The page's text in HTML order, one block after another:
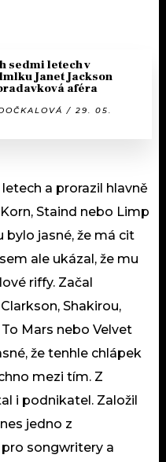
sedmi letech v
Janet Jackson
aféra
/ 29. 05.
a prorazil hlavně
Staind nebo Limp
bylo jasné, že má cit
ale ukázal, že mu
riffy. Začal
Shakirou,
Mars nebo Velvet
že tenhle chlápek
mezi tím. Z
i podnikatel. Založil
jedno z
songwritery a